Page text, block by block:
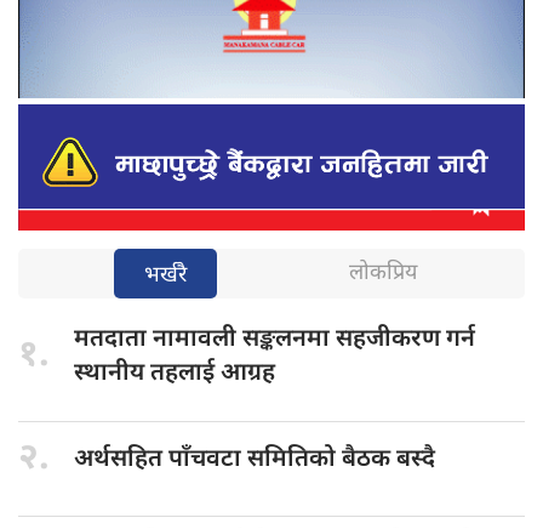
भर्खरै लोकप्रिय
१. मतदाता नामावलीसङ्कलनमा सहजीकरण गर्न
स्थानीय तहलाई आग्रह
२. अर्थसहित पाँचवटासमितिको बैठक बस्दै